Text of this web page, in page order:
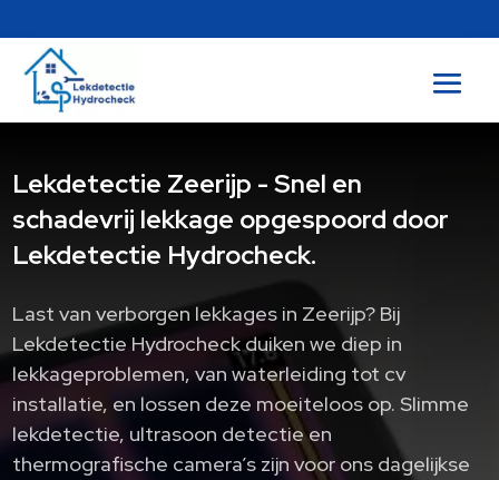
Lekdetectie Zeerijp - Snel en
schadevrij lekkage opgespoord door
Lekdetectie Hydrocheck.
Last van verborgen lekkages in Zeerijp? Bij
Lekdetectie Hydrocheck duiken we diep in
lekkageproblemen, van waterleiding tot cv
installatie, en lossen deze moeiteloos op. Slimme
lekdetectie, ultrasoon detectie en
thermografische camera’s zijn voor ons dagelijkse